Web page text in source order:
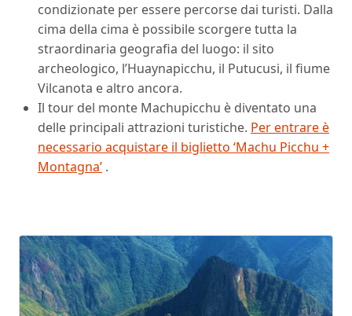
condizionate per essere percorse dai turisti. Dalla
cima della cima è possibile scorgere tutta la
straordinaria geografia del luogo: il sito
archeologico, l’Huaynapicchu, il Putucusi, il fiume
Vilcanota e altro ancora.
Il tour del monte Machupicchu è diventato una
delle principali attrazioni turistiche. Per entrare è
necessario acquistare il biglietto ‘Machu Picchu +
Montagna’ .